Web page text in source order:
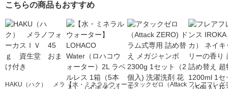
こちらの商品もおすすめ
HAKU（ハク） メラ 【水・ミネラルウォーアタックゼロ（Attack フレアフレグ